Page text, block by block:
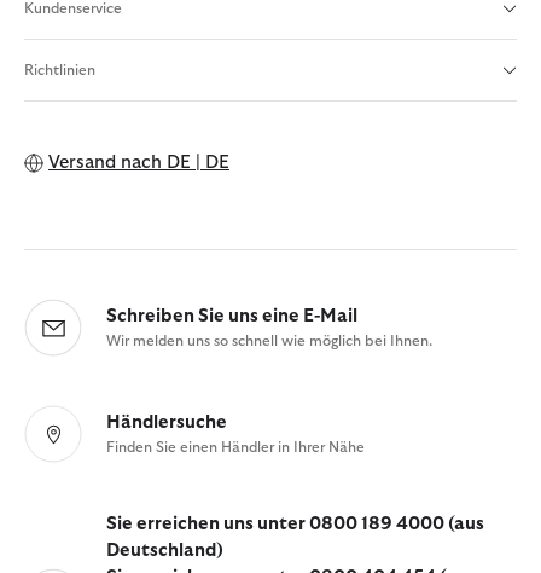
Kundenservice
Richtlinien
Versand nach DE | DE
Schreiben Sie uns eine E-Mail
Wir melden uns so schnell wie möglich bei Ihnen.
Händlersuche
Finden Sie einen Händler in Ihrer Nähe
Sie erreichen uns unter 0800 189 4000 (aus
Deutschland)